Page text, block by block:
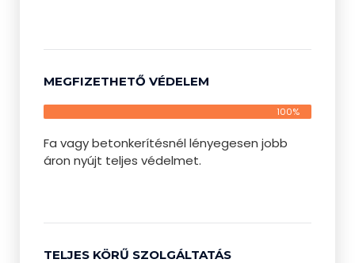
MEGFIZETHETŐ VÉDELEM
100%
Fa vagy betonkerítésnél lényegesen jobb
áron nyújt teljes védelmet.
TELJES KÖRŰ SZOLGÁLTATÁS